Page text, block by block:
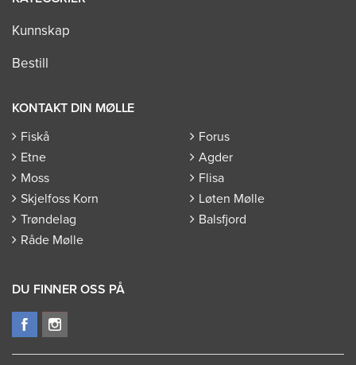
Kunnskap
Bestill
KONTAKT DIN MØLLE
Fiskå
Forus
Etne
Agder
Moss
Flisa
Skjelfoss Korn
Løten Mølle
Trøndelag
Balsfjord
Råde Mølle
DU FINNER OSS PÅ